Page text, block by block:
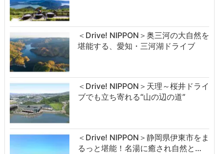
＜Drive! NIPPON＞奥三河の大自然を
堪能する、愛知・三河湖ドライブ
＜Drive! NIPPON＞天理～桜井ドライ
ブでも立ち寄れる“山の辺の道”
＜Drive! NIPPON＞静岡県伊東市をま
るっと堪能！名湯に癒され自然と…